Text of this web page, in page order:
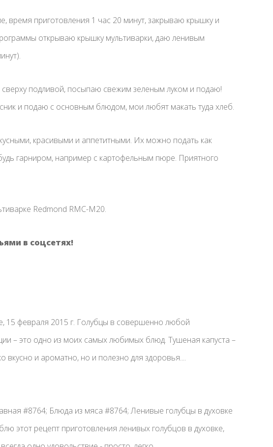
время приготовления 1 час 20 минут, закрываю крышку и
открываю крышку мультиварки, даю ленивым
подливой, посыпаю свежим зеленым луком и подаю!
и подаю с основным блюдом, мои любят макать туда хлеб.
красивыми и аппетитными. Их можно подать как
гарниром, например с картофельным пюре. Приятного
Redmond RMC-M20.
в соцсетях!
15 февраля 2015 г. Голубцы в совершенно любой
– это одно из моих самых любимых блюд. Тушеная капуста –
вкусно и ароматно, но и полезно для здоровья....
#8764; Блюда из мяса #8764; Ленивые голубцы в духовке
этот рецепт приготовления ленивых голубцов в духовке,